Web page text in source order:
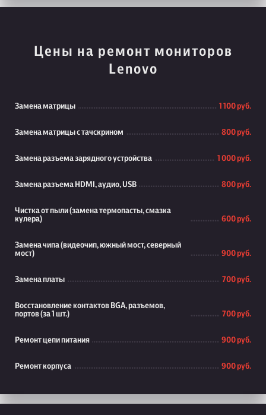
Цены на ремонт мониторов
Lenovo
Замена матрицы 1 100 руб.
Замена матрицы с тачскрином 800 руб.
Замена разъема зарядного устройства 1 000 руб.
Замена разъема HDMI, аудио, USB 800 руб.
Чистка от пыли (замена термопасты, смазка
кулера)
600 руб.
Замена чипа (видеочип, южный мост, северный
мост)
900 руб.
Замена платы 700 руб.
Восстановление контактов BGA, разъемов,
портов (за 1 шт.)
700 руб.
Ремонт цепи питания 900 руб.
Ремонт корпуса 900 руб.